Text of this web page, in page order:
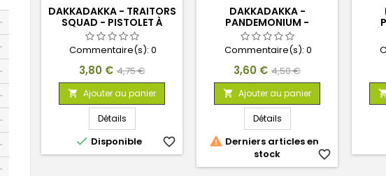
DAKKADAKKA - TRAITORS
SQUAD - PISTOLET À
PLASMA DU CHAOS 1:48
Commentaire(s): 0
Prix
3,80 € Prix
de
base
4,75 €
 Ajouter au panier
Détails
 Disponible favorite_border
DAKKADAKKA -
PANDEMONIUM -
ÉPAULETTES 1:48 01
Commentaire(s): 0
Prix
3,60 € Prix
de
base
4,50 €
 Ajouter au panier
Détails
 Derniers articles en
stock
favorite_border